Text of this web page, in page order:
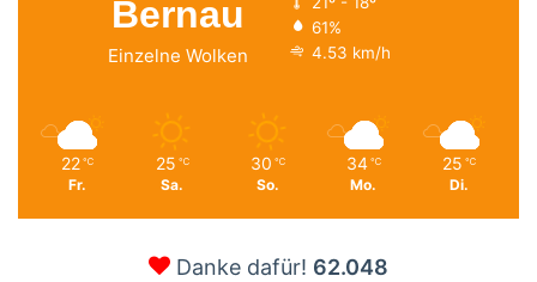
Bernau
Einzelne Wolken
61%
4.53 km/h
22 ℃
Fr.
25 ℃
Sa.
30 ℃
So.
34 ℃
Mo.
25 ℃
Di.
Danke dafür! 62.048